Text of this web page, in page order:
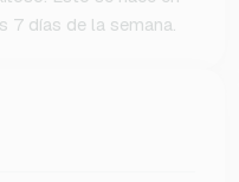
7 días de la semana.